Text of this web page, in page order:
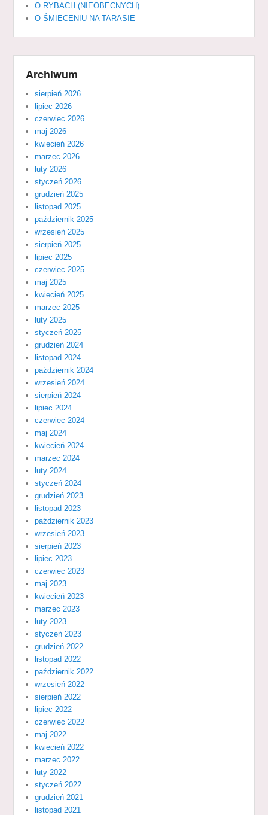
O RYBACH (NIEOBECNYCH)
O ŚMIECENIU NA TARASIE
Archiwum
sierpień 2026
lipiec 2026
czerwiec 2026
maj 2026
kwiecień 2026
marzec 2026
luty 2026
styczeń 2026
grudzień 2025
listopad 2025
październik 2025
wrzesień 2025
sierpień 2025
lipiec 2025
czerwiec 2025
maj 2025
kwiecień 2025
marzec 2025
luty 2025
styczeń 2025
grudzień 2024
listopad 2024
październik 2024
wrzesień 2024
sierpień 2024
lipiec 2024
czerwiec 2024
maj 2024
kwiecień 2024
marzec 2024
luty 2024
styczeń 2024
grudzień 2023
listopad 2023
październik 2023
wrzesień 2023
sierpień 2023
lipiec 2023
czerwiec 2023
maj 2023
kwiecień 2023
marzec 2023
luty 2023
styczeń 2023
grudzień 2022
listopad 2022
październik 2022
wrzesień 2022
sierpień 2022
lipiec 2022
czerwiec 2022
maj 2022
kwiecień 2022
marzec 2022
luty 2022
styczeń 2022
grudzień 2021
listopad 2021